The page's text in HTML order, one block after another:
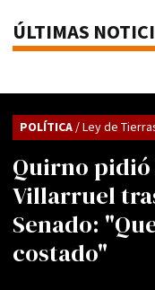
ÚLTIMAS
Quirno
Villarruel
Senado:
costado"
POLÍTICA/ Ley de